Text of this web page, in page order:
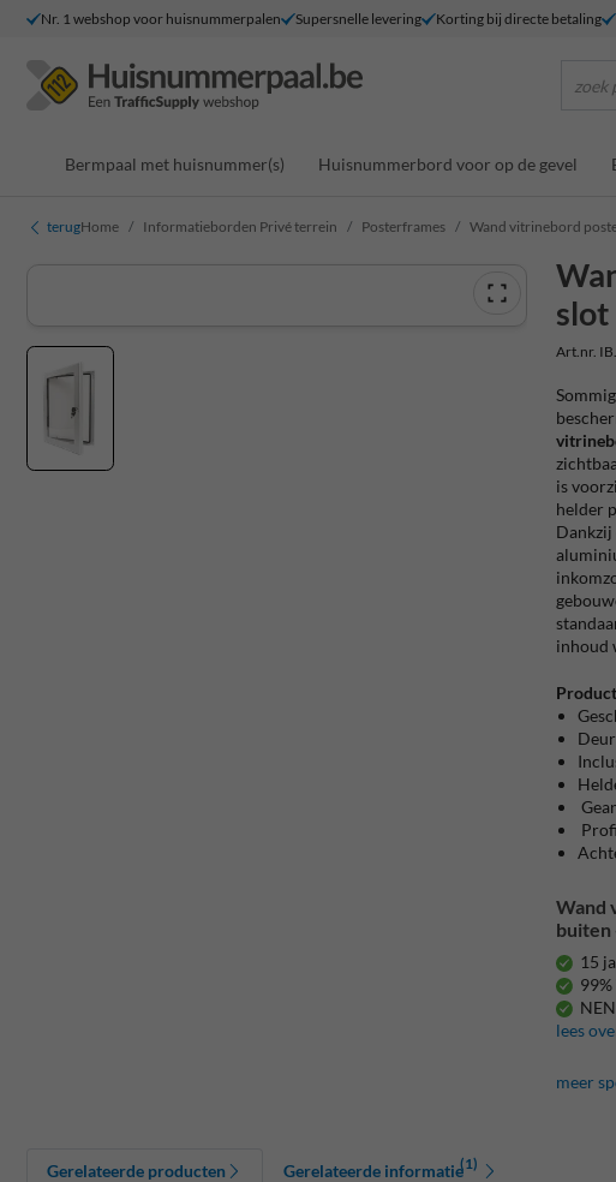
Nr. 1 webshop voor huisnummerpalen Supersnelle levering Korting bij directe betaling
zoek
Bermpaal met huisnummer(s) Huisnummerbord voor op de gevel
terugHome Informatieborden Privé terrein Posterframes Wand vitrinebord
slot
Art.nr.
is
helder
inhoud
Wand
buiten
15
lees
meer
Gerelateerde producten Gerelateerde informatie(1)